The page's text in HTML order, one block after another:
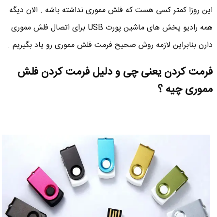
این روزا کمتر کسی هست که فلش مموری نداشته باشه . الان دیگه
همه رادیو پخش های ماشین پورت USB برای اتصال فلش مموری
دارن بنابراین لازمه روش صحیح فرمت فلش مموری رو یاد بگیریم .
فرمت کردن یعنی چی و دلیل فرمت کردن فلش
مموری چیه ؟